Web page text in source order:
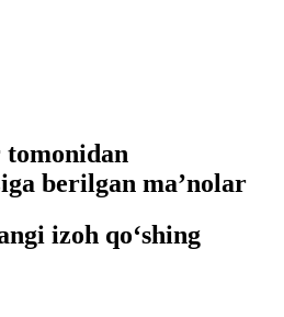
berilgan ma’nolar
izoh qo‘shing